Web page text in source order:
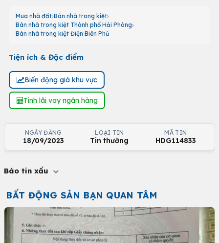
Mua nhà đất Bán nhà trong kiệt
Bán nhà trong kiệt Thành phố Hải Phòng
Bán nhà trong kiệt Điện Biên Phủ
Tiện ích & Đặc điểm
Biến động giá khu vực
Tính lãi vay ngân hàng
NGÀY ĐĂNG
18/09/2023
LOẠI TIN
Tin thường
MÃ TIN
HDG114833
Báo tin xấu
BẤT ĐỘNG SẢN BẠN QUAN TÂM